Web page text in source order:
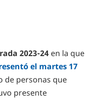
2023-24 en la que
el martes 17
de personas que
presente